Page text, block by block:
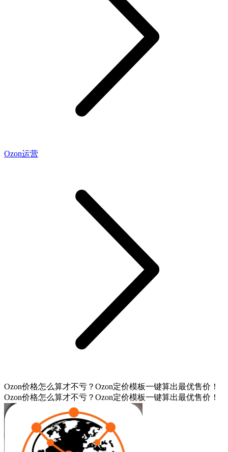
Ozon运营
Ozon价格怎么算才不亏？Ozon定价模板一键算出最优售价！
Ozon价格怎么算才不亏？Ozon定价模板一键算出最优售价！